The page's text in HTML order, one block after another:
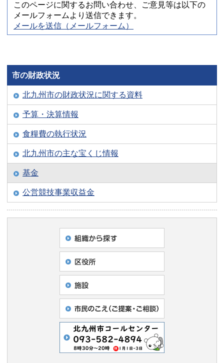
このページに関するお問い合わせ、ご意見等は以下の
メールフォームより送信できます。
メールを送信（メールフォーム）
市の財政状況
北九州市の財政状況に関する資料
予算・決算情報
食糧費の執行状況
北九州市の主な宝くじ情報
基金
公営競技事業収益金